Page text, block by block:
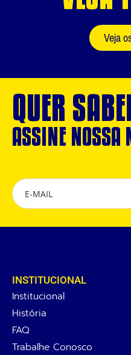
Veja
QUER
ASSINE NOSSA
INSTITUCIONAL
Institucional
História
FAQ
Trabalhe Conosco